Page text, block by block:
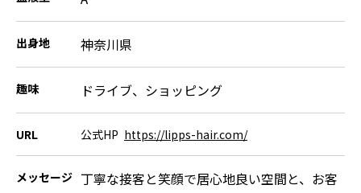
出身地 神奈川県
趣味 ドライブ、ショッピング
URL 公式HP https://lipps-hair.com/
メッセージ 丁寧な接客と笑顔で居心地良い空間と、お客